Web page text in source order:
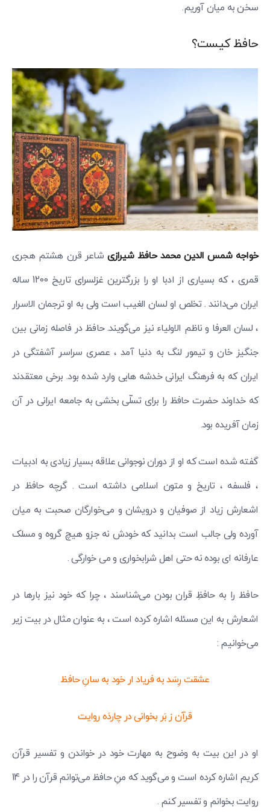
سخن به میان آوریم.
حافظ کیست؟
خواجه شمس الدین محمد حافظ شیرازی شاعر قرن هشتم هجری
قمری ، که بسیاری از ادبا او را بزرگترین غزلسرای تاریخ 1200 ساله
ایران می‌دانند . تخلص او لسان الغیب است ولی به او ترجمان الاسرار
، لسان العرفا و ناظم الاولیاء نیز می‌گویند. حافظ در فاصله زمانی بین
جنگیز خان و تیمور لنگ به دنیا آمد ، عصری سراسر آشفتگی در
ایران که به فرهنگ ایرانی خدشه هایی وارد شده بود. برخی معتقدند
که خداوند حضرت حافظ را برای تسلّی بخشی به جامعه ایرانی در آن
زمان آفریده بود.
گفته شده است که او از دوران نوجوانی علاقه بسیار زیادی به ادبیات
، فلسفه ، تاریخ و متون اسلامی داشته است . گرچه حافظ در
اشعارش زیاد از صوفیان و درویشان و می‌خوارگان صحبت به میان
آورده ولی جالب است بدانید که خودش نه جزو هیچ گروه و مسلک
عارفانه ای بوده نه حتی اهل شرابخواری و می خوارگی .
حافظ را به حافظِ قران بودن می‌شناسند ، چرا که خود نیز بارها در
اشعارش به این مسئله اشاره کرده است ، به عنوان مثال در بیت زیر
می‌خوانیم :
عشقت رِسَد به فریاد ار خود به سانِ حافظ
قرآن ز بَر بخوانی در چاردَه روایت
او در این بیت به وضوح به مهارت خود در خواندن و تفسیر قرآن
کریم اشاره کرده است و می‌گوید که منِ حافظ می‌توانم قرآن را در 14
روایت بخوانم و تفسیر کنم .